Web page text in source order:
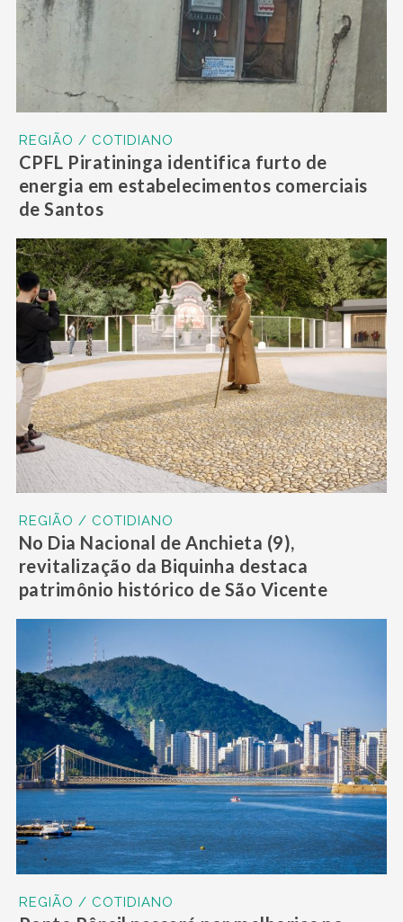
REGIÃO / COTIDIANO
CPFL Piratininga identifica furto de
energia em estabelecimentos comerciais
de Santos
REGIÃO / COTIDIANO
No Dia Nacional de Anchieta (9),
revitalização da Biquinha destaca
patrimônio histórico de São Vicente
REGIÃO / COTIDIANO